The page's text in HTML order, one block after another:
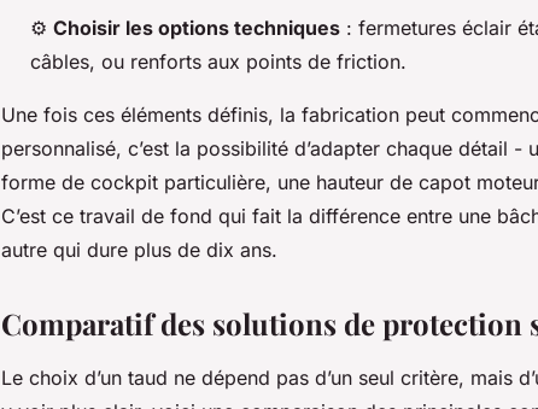
⚙️ Choisir les options techniques : fermetures éclair
câbles, ou renforts aux points de friction.
Une fois ces éléments définis, la fabrication peut
personnalisé, c’est la possibilité d’adapter chaque détail -
forme de cockpit particulière, une hauteur de capot
C’est ce travail de fond qui fait la différence entre une
autre qui dure plus de dix ans.
Comparatif des solutions de protection
Le choix d’un taud ne dépend pas d’un seul critère, mais